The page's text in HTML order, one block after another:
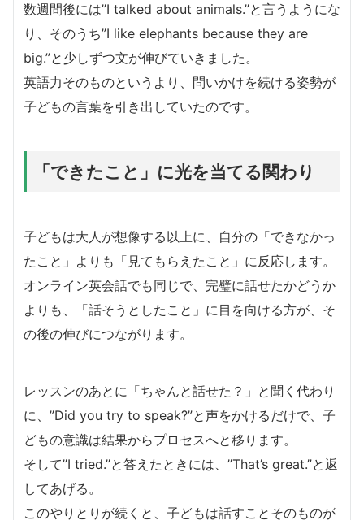
数週間後には”I talked about animals.”と言うようにな
り、そのうち”I like elephants because they are
big.”と少しずつ文が伸びていきました。
英語力そのものというより、問いかけを続ける姿勢が
子どもの言葉を引き出していたのです。
「できたこと」に光を当てる関わり
子どもは大人が想像する以上に、自分の「できなかっ
たこと」よりも「見てもらえたこと」に反応します。
オンライン英会話でも同じで、完璧に話せたかどうか
よりも、「話そうとしたこと」に目を向ける方が、そ
の後の伸びにつながります。
レッスンのあとに「ちゃんと話せた？」と聞く代わり
に、”Did you try to speak?”と声をかけるだけで、子
どもの意識は結果からプロセスへと移ります。
そして”I tried.”と答えたときには、”That’s great.”と返
してあげる。
このやりとりが続くと、子どもは話すことそのものが